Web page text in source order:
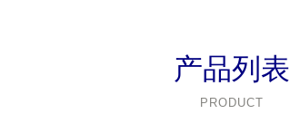
产品列表
PRODUCT